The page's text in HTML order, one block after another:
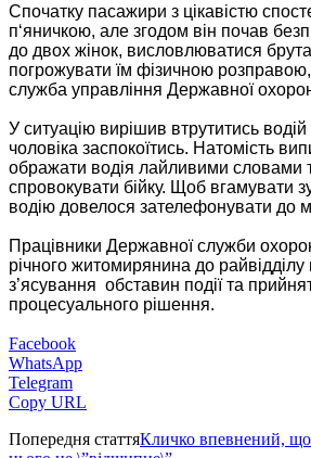
Спочатку пасажири з цікавістю
п‘яничкою, але згодом він почав
до двох жінок, висловлюватися
погрожувати їм фізичною
служба управління Державної
У ситуацію вирішив втрутитись
чоловіка заспокоїтись. Натомість
ображати водія лайливими словами
спровокувати бійку. Щоб вгамувати
водію довелося зателефонувати до
Працівники Державної служби
річного житомирянина до райвідділу
з’ясування обставин події та
процесуального рішення.
Facebook
WhatsApp
Telegram
Copy URL
Попередня статтяКличко впевнений,